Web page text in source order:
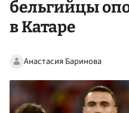
бельгийцы
в Катаре
Анастасия Баринова